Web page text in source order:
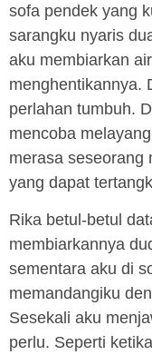
sofa pendek yang
sarangku nyaris
aku membiarkan
menghentikannya.
perlahan tumbuh.
mencoba
merasa seseorang
yang dapat
Rika betul-betul
membiarkannya
sementara aku di
memandangiku
Sesekali aku
perlu. Seperti